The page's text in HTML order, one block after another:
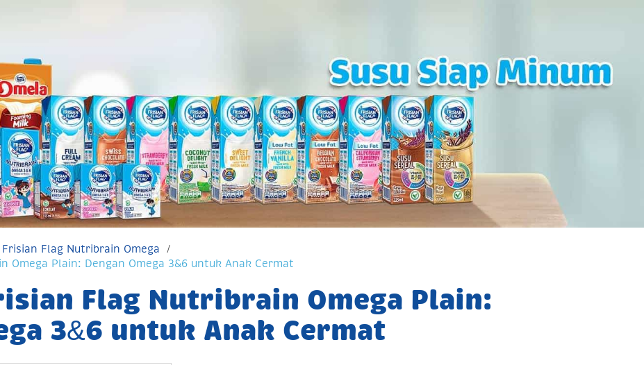
Frisian Flag Nutribrain Omega
Omega Plain: Dengan Omega 3&6 untuk Anak Cermat
Flag Nutribrain Omega Plain:
3&6 untuk Anak Cermat